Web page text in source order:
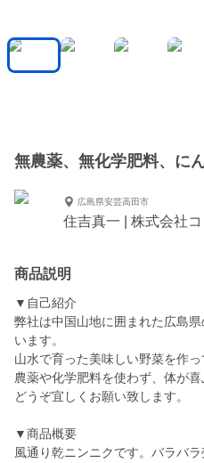
無農薬、無化学肥料、に
広島県安芸高田市
住吉真一 | 株式会社
商品説明
▼自己紹介
弊社は中国山地に囲まれた広島
います。
山水で育った美味しい野菜を作っ
農薬や化学肥料を使わず、体が喜
どうぞ宜しくお願い致します。
▼商品概要
風通り乾ニンニクです。バラバラ